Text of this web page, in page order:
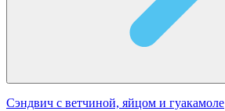
Сэндвич с ветчиной, яйцом и гуакамоле